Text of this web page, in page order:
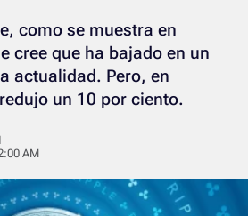
como se muestra en
cree que ha bajado en un
actualidad. Pero, en
un 10 por ciento.
AM